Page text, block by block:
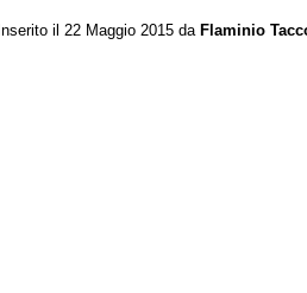
Inserito il 22 Maggio 2015 da Flaminio